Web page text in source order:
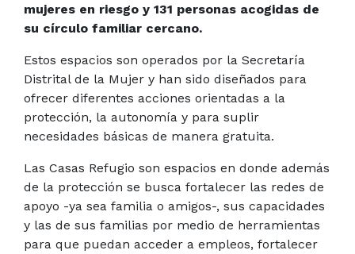
mujeres en riesgo y 131 personas acogidas de
su círculo familiar cercano.
Estos espacios son operados por la Secretaría
Distrital de la Mujer y han sido diseñados para
ofrecer diferentes acciones orientadas a la
protección, la autonomía y para suplir
necesidades básicas de manera gratuita.
Las Casas Refugio son espacios en donde además
de la protección se busca fortalecer las redes de
apoyo -ya sea familia o amigos-, sus capacidades
y las de sus familias por medio de herramientas
para que puedan acceder a empleos, fortalecer